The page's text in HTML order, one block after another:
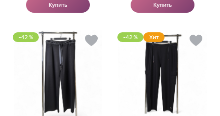
Купить Купить
-42 % -42 % Хит